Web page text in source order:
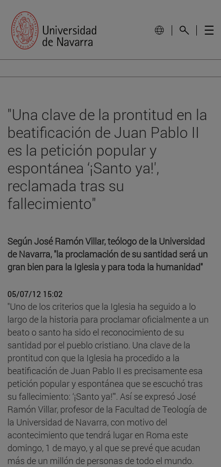
"Una clave de la prontitud en la
beatificación de Juan Pablo II
es la petición popular y
espontánea ‘¡Santo ya!',
reclamada tras su
fallecimiento"
Según José Ramón Villar, teólogo de la Universidad
de Navarra, "la proclamación de su santidad será un
gran bien para la Iglesia y para toda la humanidad"
05/07/12 15:02
"Uno de los criterios que la Iglesia ha seguido a lo
largo de la historia para proclamar oficialmente a un
beato o santo ha sido el reconocimiento de su
santidad por el pueblo cristiano. Una clave de la
prontitud con que la Iglesia ha procedido a la
beatificación de Juan Pablo II es precisamente esa
petición popular y espontánea que se escuchó tras
su fallecimiento: ‘¡Santo ya!'". Así se expresó José
Ramón Villar, profesor de la Facultad de Teología de
la Universidad de Navarra, con motivo del
acontecimiento que tendrá lugar en Roma este
domingo, 1 de mayo, y al que se prevé que acudan
más de un millón de personas de todo el mundo.